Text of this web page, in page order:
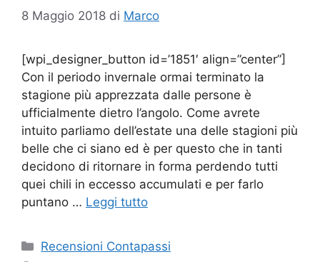
8 Maggio 2018 di Marco
[wpi_designer_button id=’1851′ align=”center”]
Con il periodo invernale ormai terminato la
stagione più apprezzata dalle persone è
ufficialmente dietro l’angolo. Come avrete
intuito parliamo dell’estate una delle stagioni più
belle che ci siano ed è per questo che in tanti
decidono di ritornare in forma perdendo tutti
quei chili in eccesso accumulati e per farlo
puntano … Leggi tutto
Categorie
Recensioni Contapassi